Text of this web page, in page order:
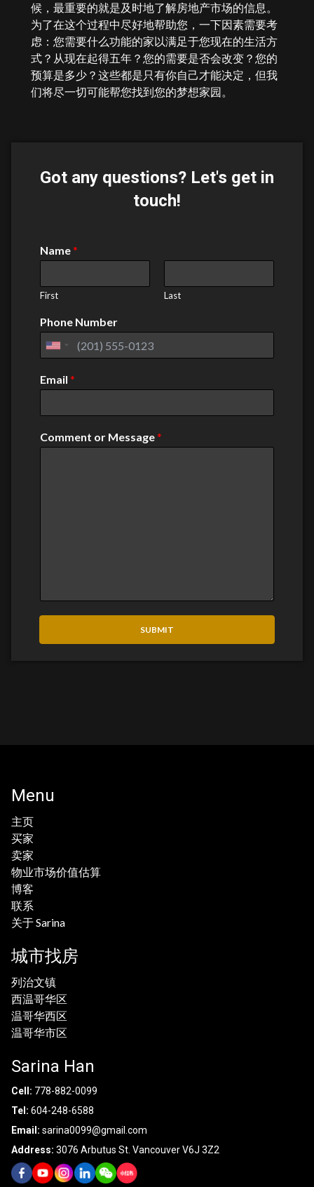
候，最重要的就是及时地了解房地产市场的信息。
为了在这个过程中尽好地帮助您，一下因素需要考
虑：您需要什么功能的家以满足于您现在的生活方
式？从现在起得五年？您的需要是否会改变？您的
预算是多少？这些都是只有你自己才能决定，但我
们将尽一切可能帮您找到您的梦想家园。
Got any questions? Let's get in
touch!
Name*
First Last
Phone Number
United
+1
Email *
Comment or Message*
SUBMIT
Menu
主页
买家
卖家
物业市场价值估算
博客
联系
关于 Sarina
城市找房
列治文镇
西温哥华区
温哥华西区
温哥华市区
Sarina Han
Cell: 778-882-0099
Tel: 604-248-6588
Email: sarina0099@gmail.com
Address: 3076 Arbutus St. Vancouver V6J 3Z2